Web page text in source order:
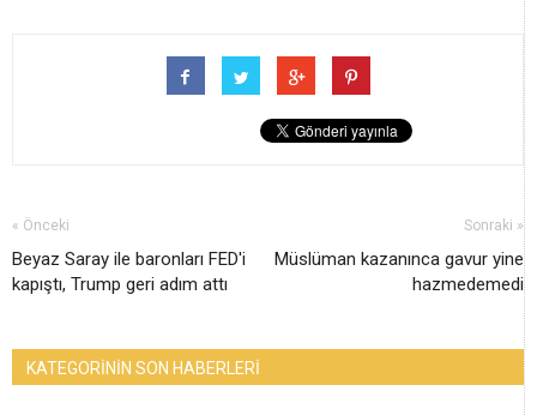
« Önceki
Beyaz Saray ile baronları FED'i
kapıştı, Trump geri adım attı
Sonraki »
Müslüman kazanınca gavur yine
hazmedemedi
KATEGORİNİN SON HABERLERİ